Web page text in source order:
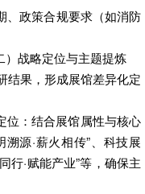
、政策合规要求（如消防
）战略定位与主题提炼
结果，形成展馆差异化定
位：结合展馆属性与核心
源·薪火相传”、科技展
行·赋能产业”等，确保主